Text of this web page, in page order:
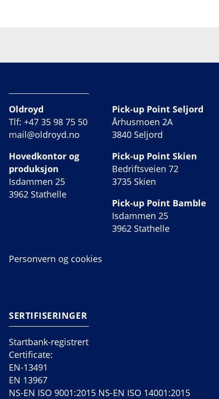
Oldroyd
Tlf: +47 35 98 75 50
mail@oldroyd.no
Hovedkontor og
produksjon
Isdammen 25
3962 Stathelle
Pick-up Point Seljord
Århusmoen 2A
3840 Seljord
Pick-up Point Skien
Bedriftsveien 72
3735 Skien
Pick-up Point Bamble
Isdammen 25
3962 Stathelle
Personvern og cookies
SERTIFISERINGER
Startbank-registrert
Certificate:
EN-13491
EN 13967
NS-EN ISO 9001:2015 NS-EN ISO 14001:2015